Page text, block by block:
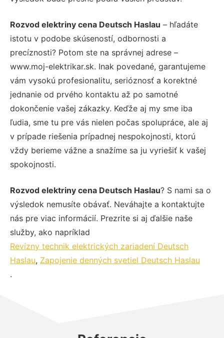
Rozvod elektriny cena Deutsch Haslau – hľadáte
istotu v podobe skúseností, odbornosti a
precíznosti? Potom ste na správnej adrese –
www.moj-elektrikar.sk. Inak povedané, garantujeme
vám vysokú profesionalitu, serióznosť a korektné
jednanie od prvého kontaktu až po samotné
dokončenie vašej zákazky. Keďže aj my sme iba
ľudia, sme tu pre vás nielen počas spolupráce, ale aj
v prípade riešenia prípadnej nespokojnosti, ktorú
vždy berieme vážne a snažíme sa ju vyriešiť k vašej
spokojnosti.
Rozvod elektriny cena Deutsch Haslau? S nami sa o
výsledok nemusíte obávať. Neváhajte a kontaktujte
nás pre viac informácií. Prezrite si aj ďalšie naše
služby, ako napríklad
Revízny technik elektrických zariadení Deutsch
Haslau, Zapojenie denných svetiel Deutsch Haslau
.